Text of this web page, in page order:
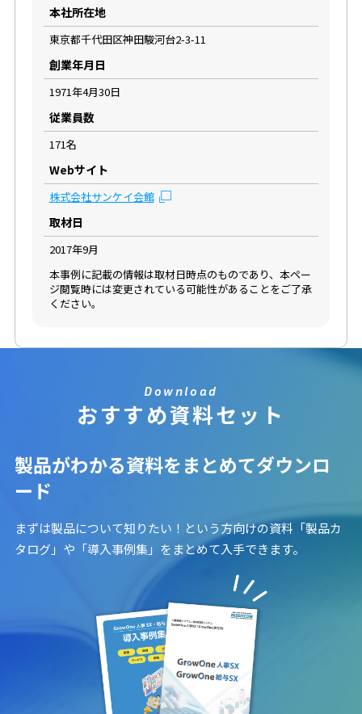
本社所在地
東京都千代田区神田駿河台2-3-11
創業年月日
1971年4月30日
従業員数
171名
Webサイト
株式会社サンケイ会館
取材日
2017年9月
本事例に記載の情報は取材日時点のものであり、本ペー
ジ閲覧時には変更されている可能性があることをご了承
ください。
Download
おすすめ資料セット
製品がわかる資料をまとめてダウンロ
ード
まずは製品について知りたい！という方向けの資料「製品カ
タログ」や「導入事例集」をまとめて入手できます。